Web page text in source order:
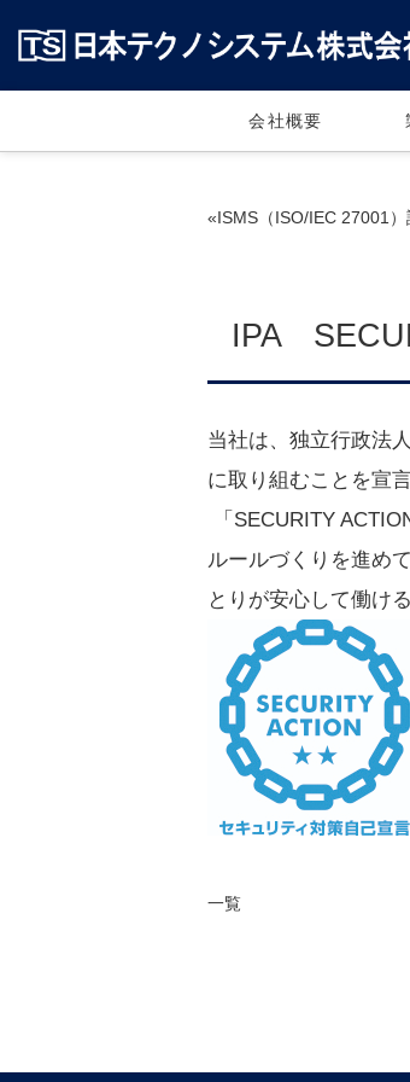
会社概要
«ISMS（ISO/IEC 27001
IPA
当社は、独立行政法
に取り組むことを宣言
「SECURITY
ルールづくりを進め
とりが安心して働け
一覧